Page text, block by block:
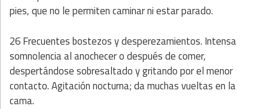
pies, que no le permiten caminar ni estar parado.
26 Frecuentes bostezos y desperezamientos. Intensa
somnolencia al anochecer o después de comer,
despertándose sobresaltado y gritando por el menor
contacto. Agitación nocturna; da muchas vueltas en la
cama.